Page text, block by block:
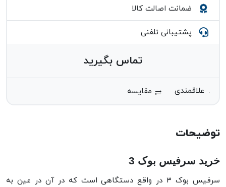
ضمانت اصالت کالا
پشتیبانی تلفنی
تماس بگیرید
مقایسه
توضیحات
خرید سرفیس بوک 3
سرفیس بوک ۳ در واقع دستگاهی است که در آن در عین به